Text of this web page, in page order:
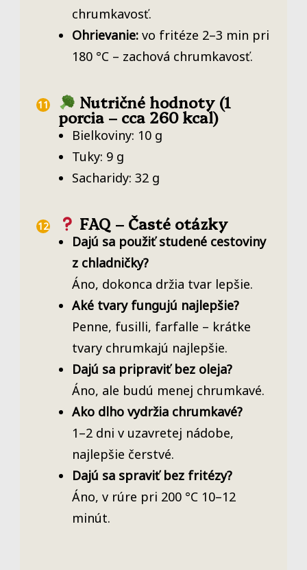
chrumkavosť.
Ohrievanie: vo fritéze 2–3 min pri
180 °C – zachová chrumkavosť.
Nutričné hodnoty (1
porcia – cca 260 kcal)
Bielkoviny: 10 g
Tuky: 9 g
Sacharidy: 32 g
FAQ – Časté otázky
Dajú sa použiť studené cestoviny
z chladničky?
Áno, dokonca držia tvar lepšie.
Aké tvary fungujú najlepšie?
Penne, fusilli, farfalle – krátke
tvary chrumkajú najlepšie.
Dajú sa pripraviť bez oleja?
Áno, ale budú menej chrumkavé.
Ako dlho vydržia chrumkavé?
1–2 dni v uzavretej nádobe,
najlepšie čerstvé.
Dajú sa spraviť bez fritézy?
Áno, v rúre pri 200 °C 10–12
minút.